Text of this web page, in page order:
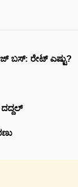
ಬಸ್: ರೇಟ್‌ ಎಷ್ಟು?
ದದ್ದಲ್